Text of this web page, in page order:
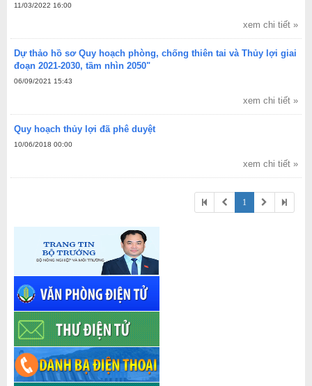
11/03/2022 16:00
xem chi tiết »
Dự thảo hồ sơ Quy hoạch phòng, chống thiên tai và Thủy lợi giai
đoạn 2021-2030, tầm nhìn 2050"
06/09/2021 15:43
xem chi tiết »
Quy hoạch thủy lợi đã phê duyệt
10/06/2018 00:00
xem chi tiết »
  1  